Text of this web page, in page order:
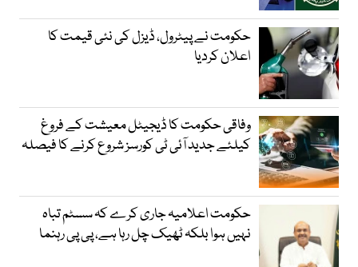
حکومت نے پیٹرول، ڈیزل کی نئی قیمت کا
اعلان کردیا
وفاقی حکومت کا ڈیجیٹل معیشت کے فروغ
کیلئے جدید آئی ٹی کورسز شروع کرنے کا فیصلہ
حکومت اعلامیہ جاری کرے کہ سسٹم تباہ
نہیں ہوا بلکہ ٹھیک چل رہا ہے، پی پی رہنما